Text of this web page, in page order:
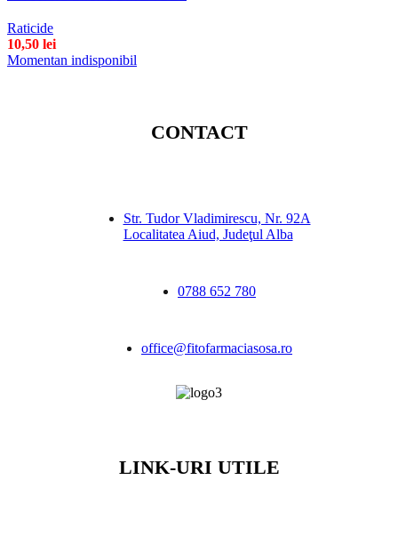
Raticide
10,50 lei
Momentan indisponibil
CONTACT
Str. Tudor Vladimirescu, Nr. 92A
Localitatea Aiud, Judeţul Alba
0788 652 780
office@fitofarmaciasosa.ro
LINK-URI UTILE